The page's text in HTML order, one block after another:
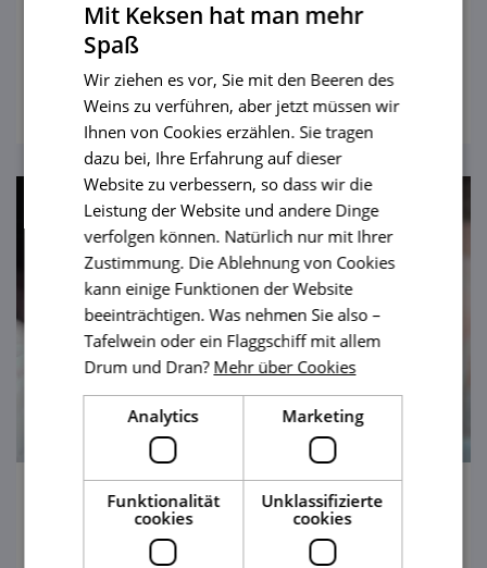
einer Operette, der Springbrunnen singt
eine romantische Arie. Bella! Bella!
ansehen
ZOO Hodonín
Klein, attraktiv und in wunderschöner Natur.
Mit Keksen hat man mehr
Spaß
Wir ziehen es vor, Sie mit den Beeren des
Weins zu verführen, aber jetzt müssen wir
Ihnen von Cookies erzählen. Sie tragen
dazu bei, Ihre Erfahrung auf dieser
Website zu verbessern, so dass wir die
Leistung der Website und andere Dinge
verfolgen können. Natürlich nur mit Ihrer
Zustimmung. Die Ablehnung von Cookies
kann einige Funktionen der Website
beeinträchtigen. Was nehmen Sie also –
Tafelwein oder ein Flaggschiff mit allem
Drum und Dran? Mehr über Cookies
Analytics Marketing
Funktionalität
cookies
Unklassifizierte
cookies